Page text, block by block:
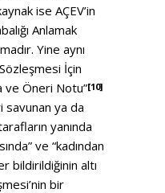
ise AÇEV’in
Anlamak
Yine aynı
İçin
ve Öneri Notu”[10]
savunan ya da
yanında
ve “kadından
bildirildiğinin altı
bir